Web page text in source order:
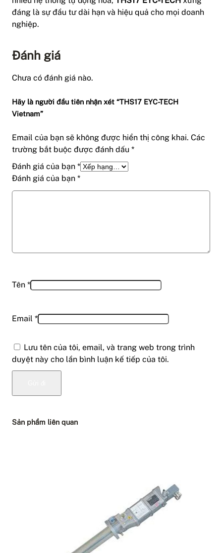
đáng là sự đầu tư dài hạn và hiệu quả cho mọi doanh
nghiệp.
Đánh giá
Chưa có đánh giá nào.
Hãy là người đầu tiên nhận xét “THS17 EYC-TECH
Vietnam”
Email của bạn sẽ không được hiển thị công khai. Các
trường bắt buộc được đánh dấu *
Đánh giá của bạn *
Đánh giá của bạn *
Tên *
Email *
Lưu tên của tôi, email, và trang web trong trình
duyệt này cho lần bình luận kế tiếp của tôi.
Sản phẩm liên quan